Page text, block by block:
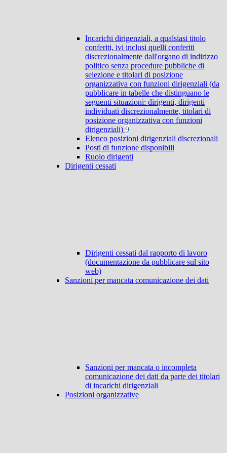
Incarichi dirigenziali, a qualsiasi titolo
conferiti, ivi inclusi quelli conferiti
discrezionalmente dall'organo di indirizzo
politico senza procedure pubbliche di
selezione e titolari di posizione
organizzativa con funzioni dirigenziali (da
pubblicare in tabelle che distinguano le
seguenti situazioni: dirigenti, dirigenti
individuati discrezionalmente, titolari di
posizione organizzativa con funzioni
dirigenziali) 9
Elenco posizioni dirigenziali discrezionali
Posti di funzione disponibili
Ruolo dirigenti
Dirigenti cessati
Dirigenti cessati dal rapporto di lavoro
(documentazione da pubblicare sul sito
web)
Sanzioni per mancata comunicazione dei dati
Sanzioni per mancata o incompleta
comunicazione dei dati da parte dei titolari
di incarichi dirigenziali
Posizioni organizzative